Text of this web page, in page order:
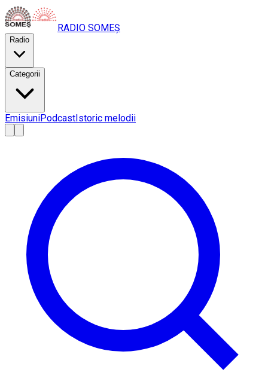
RADIO SOMEȘ
Radio
Categorii
EmisiuniPodcastIstoric melodii
AA